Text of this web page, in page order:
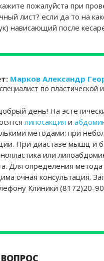
пожалуйста при
лист? если да то на
нависающий после
Марков Александр
по пластической
день! На
липосакция и
методами: при
При диастазе мышц и
или
Для определения метода
очная консультация.
Клиники (8172)20-